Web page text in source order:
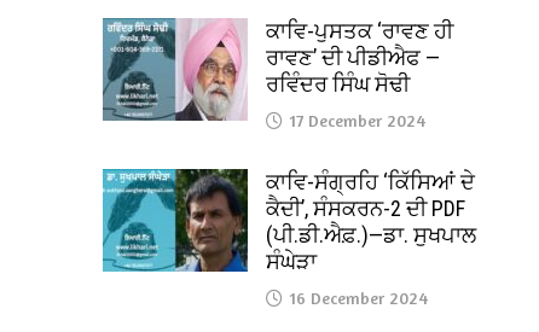
ਕਾਵਿ-ਪੁਸਤਕ ‘ਰਾਵਣ ਹੀ
ਰਾਵਣ’ ਦੀ ਪੀਡੀਐਫ —
ਰਵਿੰਦਰ ਸਿੰਘ ਸੋਢੀ
17 December 2024
ਕਾਵਿ-ਸੰਗ੍ਰਹਿ ‘ਕਿੱਸਿਆਂ ਦੇ
ਕੈਦੀ’, ਸੰਸਕਰਨ-2 ਦੀ PDF
(ਪੀ.ਡੀ.ਐਫ਼.)—ਡਾ. ਸੁਖਪਾਲ
ਸੰਘੇੜਾ
16 December 2024